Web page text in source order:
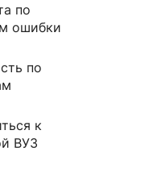
по
ошибки
по
к
ВУЗ